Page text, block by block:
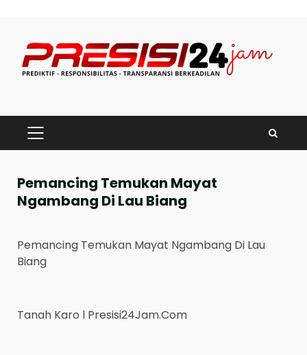
content
PRIMARY
MENU
Pemancing Temukan Mayat
Ngambang Di Lau Biang
Pemancing Temukan Mayat Ngambang Di Lau
Biang
Tanah Karo l Presisi24Jam.Com